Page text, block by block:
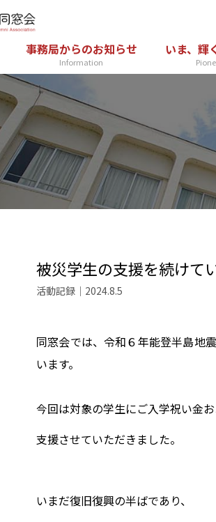
事務局からのお知らせ
Information
いま、輝
被災学生の支援を続けて
活動記録｜2024.8.5
同窓会では、令和６年能登半島地
います。
今回は対象の学生にご入学祝い金
支援させていただきました。
いまだ復旧復興の半ばであり、